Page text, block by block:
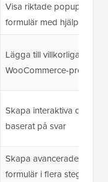
Visa riktade popup-
formulär med hjälp av
Lägga till villkorliga fält till
WooCommerce-produkter
Skapa interaktiva quiz
baserat på svar
Skapa avancerade
formulär i flera steg